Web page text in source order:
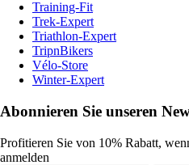
Training-Fit
Trek-Expert
Triathlon-Expert
TripnBikers
Vélo-Store
Winter-Expert
Abonnieren Sie unseren
Profitieren Sie von 10% Rabatt,
anmelden